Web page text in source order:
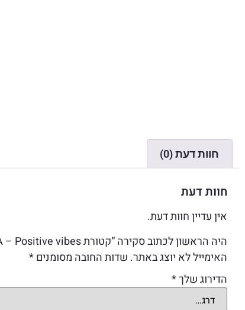
חוות דעת (0)
חוות דעת
אין עדיין חוות דעת.
היה הראשון לכתוב סקירה “קטורת STAYA – Positive vibes”
האימייל לא יוצג באתר. שדות החובה מסומנים*
הדירוג שלך*